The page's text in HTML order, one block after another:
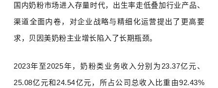
国内奶粉市场进入存量时代，出生率走低叠加行业产品、
渠道全面内卷，对企业战略与精细化运营提出了更高要
求，贝因美奶粉主业增长陷入了长期瓶颈。
2023年至2025年，奶粉类业务收入分别为 23.37亿元、
25.08亿元和24.54亿元，所占公司总收入比重由92.43%